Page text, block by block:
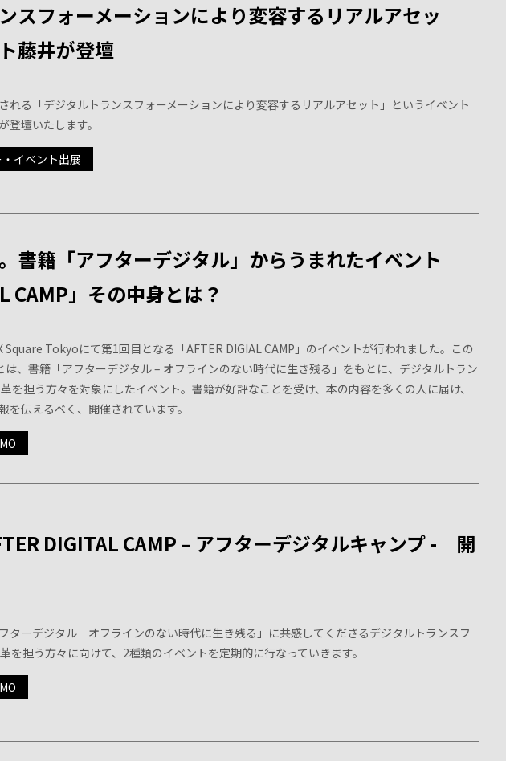
スフォーメーションにより変容するリアルアセッ
藤井が登壇
れる「デジタルトランスフォーメーションにより変容するリアルアセット」というイベント
登壇いたします。
イベント出展
書籍「アフターデジタル」からうまれたイベント
CAMP」その中身とは？
Square Tokyoにて第1回目となる「AFTER DIGIAL CAMP」のイベントが行われました。この
は、書籍「アフターデジタル – オフラインのない時代に生き残る」をもとに、デジタルトラン
を担う方々を対象にしたイベント。書籍が好評なことを受け、本の内容を多くの人に届け、
を伝えるべく、開催されています。
DIGITAL CAMP – アフターデジタルキャンプ - 開
ターデジタル オフラインのない時代に生き残る」に共感してくださるデジタルトランスフ
を担う方々に向けて、2種類のイベントを定期的に行なっていきます。